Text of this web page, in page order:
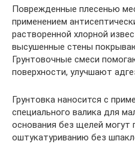
Поврежденные плесенью
применением
растворенной хлорной
высушенные стены
Грунтовочные смеси
поверхности, улучшают
Грунтовка наносится с
специального валика для
основания без щелей могут
оштукатуриванию без